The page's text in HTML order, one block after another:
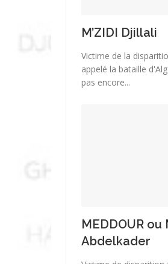
M’ZIDI Djillali
Victime de la
appelé la bataille
pas encore...
MEDDOUR ou
Abdelkader